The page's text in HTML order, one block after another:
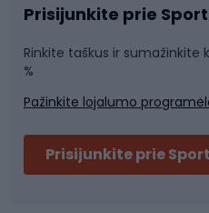
Sportinė medicina
Komandinis sportas
Prisijunkite prie
Rinkite taškus ir sumažinkite
%
Pažinkite lojalumo
Prisijunkite prie